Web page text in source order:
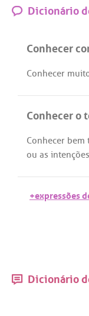
Dicionário
Conhecer
Conhecer
Conhecer o
Conhecer bem
ou as intenções
+expressões
Dicionário